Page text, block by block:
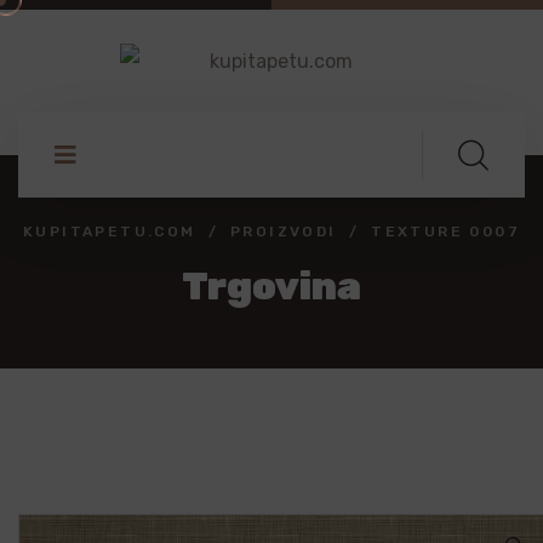
KUPITAPETU.COM PROIZVODI TEXTURE 0007
Trgovina